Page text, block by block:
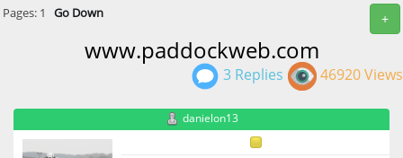
+
Pages: 1 Go Down
www.paddockweb.com
3 Replies 46920 Views
danielon13